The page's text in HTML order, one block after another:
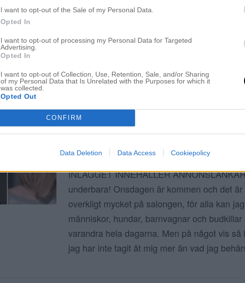
I want to opt-out of the Sale of my Personal Data.
Opted In
I want to opt-out of processing my Personal Data for Targeted
Advertising.
Opted In
I want to opt-out of Collection, Use, Retention, Sale, and/or Sharing
of my Personal Data that Is Unrelated with the Purposes for which it
was collected.
Opted Out
CONFIRM
Data Deletion Data Access Cookiepolicy
INLÄGGET INNEHÅLLER
arbetsdag på salongen. Jag kommer att
som det ser ut nu så kommer vi stanna över
Sedan är det fullt […]
TIPS PÅ EN KORT BOB FRISYR OCH HUR
DEN BÄST
20 december 2017, 07:29
INLÄGGET INNEHÅLLER
underbara! Onsdagen är kommen och det
overkligt mycket på salongen, för alla kan
människor, hundar, barnvagnar och
varandra hela dagarna. Men på något vis så
jag har inte tagit åt mig mer än vad jag